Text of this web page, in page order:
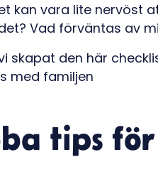
kan vara lite nervöst
Vad förväntas av
skapat den här
med familjen
tips